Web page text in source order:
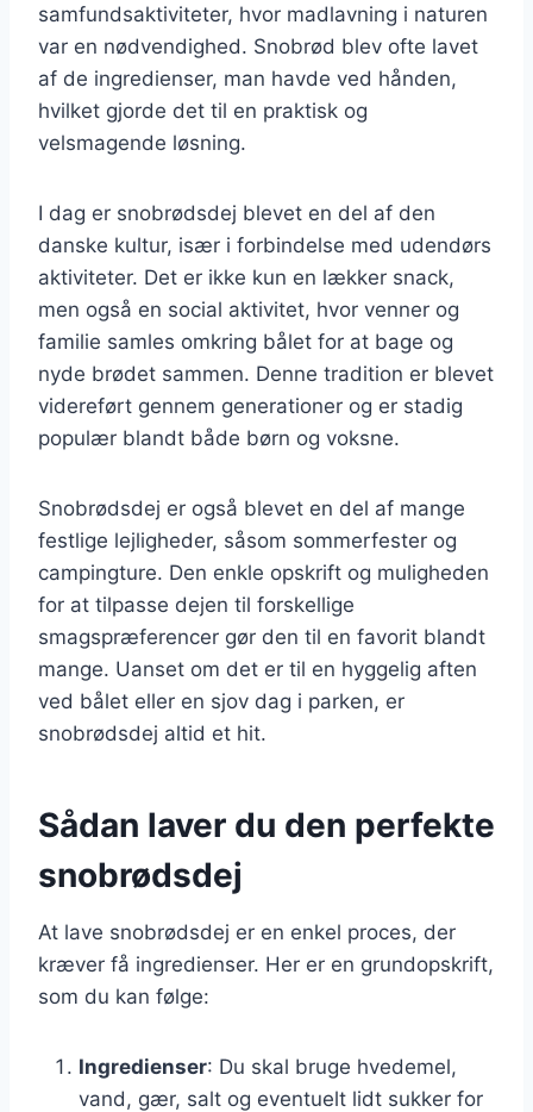
samfundsaktiviteter, hvor madlavning i naturen
var en nødvendighed. Snobrød blev ofte lavet
af de ingredienser, man havde ved hånden,
hvilket gjorde det til en praktisk og
velsmagende løsning.
I dag er snobrødsdej blevet en del af den
danske kultur, især i forbindelse med udendørs
aktiviteter. Det er ikke kun en lækker snack,
men også en social aktivitet, hvor venner og
familie samles omkring bålet for at bage og
nyde brødet sammen. Denne tradition er blevet
videreført gennem generationer og er stadig
populær blandt både børn og voksne.
Snobrødsdej er også blevet en del af mange
festlige lejligheder, såsom sommerfester og
campingture. Den enkle opskrift og muligheden
for at tilpasse dejen til forskellige
smagspræferencer gør den til en favorit blandt
mange. Uanset om det er til en hyggelig aften
ved bålet eller en sjov dag i parken, er
snobrødsdej altid et hit.
Sådan laver du den perfekte
snobrødsdej
At lave snobrødsdej er en enkel proces, der
kræver få ingredienser. Her er en grundopskrift,
som du kan følge:
Ingredienser: Du skal bruge hvedemel,
vand, gær, salt og eventuelt lidt sukker for